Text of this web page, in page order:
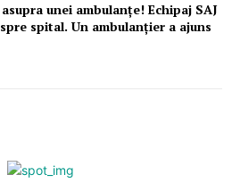
unei ambulanțe! Echipaj SAJ
spital. Un ambulanțier a ajuns